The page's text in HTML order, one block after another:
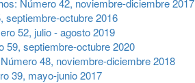
Número 42, noviembre-diciembre 2017
septiembre-octubre 2016
52, julio - agosto 2019
59, septiembre-octubre 2020
48, noviembre-diciembre 2018
39, mayo-junio 2017